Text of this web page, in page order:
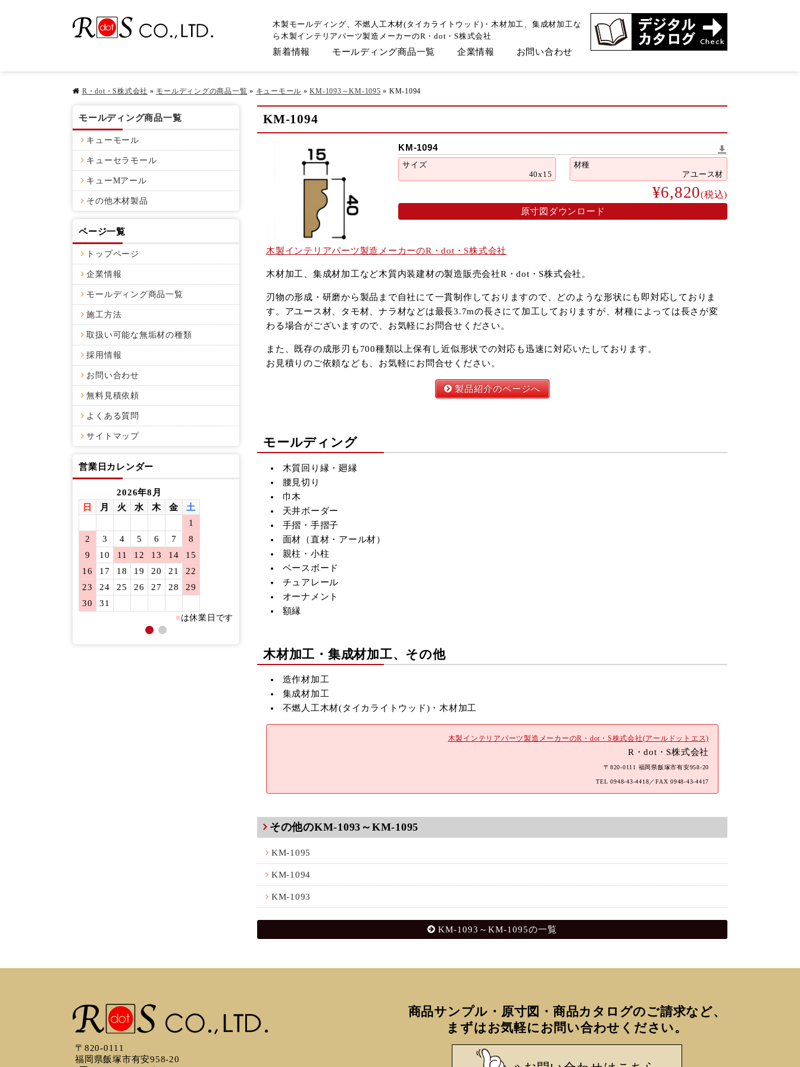
木製モールディング、不燃人工木材(タイカライトウッド)・木材加工、集成材加工な
ら木製インテリアパーツ製造メーカーのR・dot・S株式会社
新着情報 モールディング商品一覧 企業情報 お問い合わせ
R・dot・S株式会社 » モールディングの商品一覧 » キューモール »KM-1093～KM-1095 » KM-1094
KM-1094
KM-1094
サイズ
40x15
材種
アユース材
¥6,820(税込)
原寸図ダウンロード
木製インテリアパーツ製造メーカーのR・dot・S株式会社
木材加工、集成材加工など木質内装建材の製造販売会社R・dot・S株式会社。
刃物の形成・研磨から製品まで自社にて一貫制作しておりますので、どのような形状にも即対応しておりま
す。アユース材、タモ材、ナラ材などは最長3.7mの長さにて加工しておりますが、材種によっては長さが変
わる場合がございますので、お気軽にお問合せください。
また、既存の成形刃も700種類以上保有し近似形状での対応も迅速に対応いたしております。
お見積りのご依頼なども、お気軽にお問合せください。
製品紹介のページへ
モールディング
木質回り縁・廻縁
腰見切り
巾木
天井ボーダー
手摺・手摺子
面材（直材・アール材）
親柱・小柱
ベースボード
チュアレール
オーナメント
額縁
木材加工・集成材加工、その他
造作材加工
集成材加工
不燃人工木材(タイカライトウッド)・木材加工
木製インテリアパーツ製造メーカーのR・dot・S株式会社(アールドットエス)
R・dot・S株式会社
〒820-0111 福岡県飯塚市有安958-20
TEL0948-43-4418／FAX 0948-43-4417
その他のKM-1093～KM-1095
KM-1095
KM-1094
KM-1093
KM-1093～KM-1095の一覧
モールディング商品一覧
キューモール
キューセラモール
キューMアール
その他木材製品
ページ一覧
トップページ
企業情報
モールディング商品一覧
施工方法
取扱い可能な無垢材の種類
採用情報
お問い合わせ
無料見積依頼
よくある質問
サイトマップ
営業日カレンダー
2026年8月
日
月 火 水 木 金
土
1
2
3 4 5 6 7
8
9
10 11 12 13 14
15
16
17 18 19 20 21
22
23
24 25 26 27 28
29
30
31
■は休業日です
2026年9月
水 木 金
2 3 4
9 10 11
12
15 16 17 18
22 23 24 25
29 30
■
〒820-0111
福岡県飯塚市有安958-20
商品サンプル・原寸図・商品カタログのご請求など、
まずはお気軽にお問い合わせください。